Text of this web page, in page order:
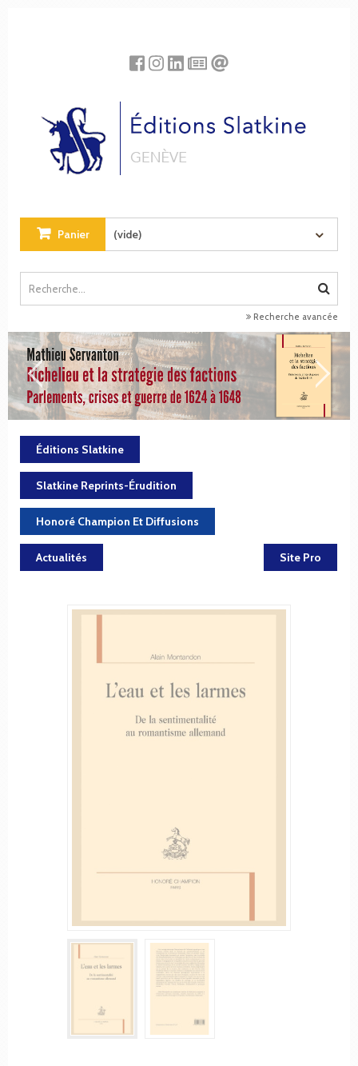
Panier (vide)
Recherche avancée
Éditions Slatkine
Slatkine Reprints-Érudition
Honoré Champion Et Diffusions
Actualités Site Pro